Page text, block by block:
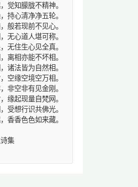
觉知朦胧不精神。
持心清净净五轮。
般若现前不见心。
无心道人堪可称。
无住生心见全真。
离相亦能不坏相。
诸法皆为自然相。
空缘空境空万相。
非空非有见金刚。
缘起现量自梵网。
受想行识共佛光。
香香色色如来藏。
集